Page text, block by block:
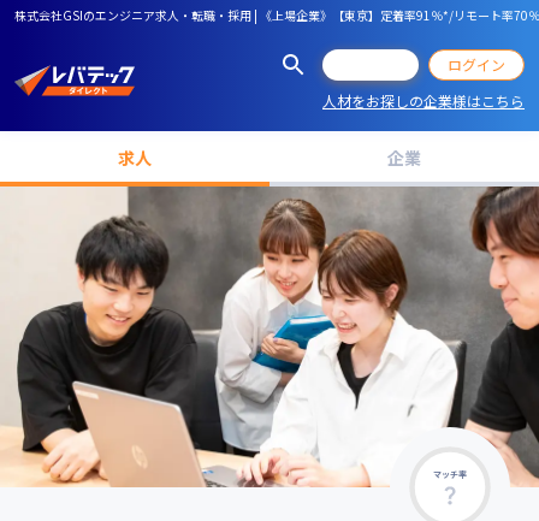
株式会社GSIのエンジニア求人・転職・採用 | 《上場企業》【東京】定着率91％*/リモート率
ログイン
人材をお探しの企業様はこちら
求人 企業
マッチ率